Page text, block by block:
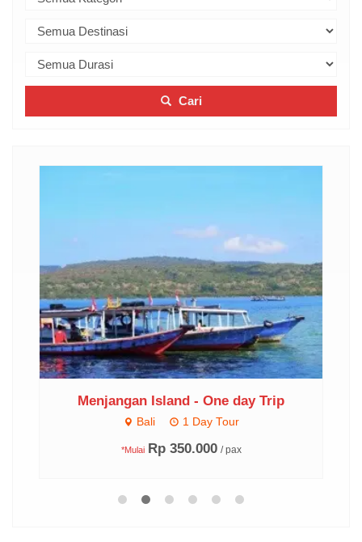
Cari
Menjangan Island - One day Trip
Bali 1 Day Tour
*Mulai Rp 350.000 / pax